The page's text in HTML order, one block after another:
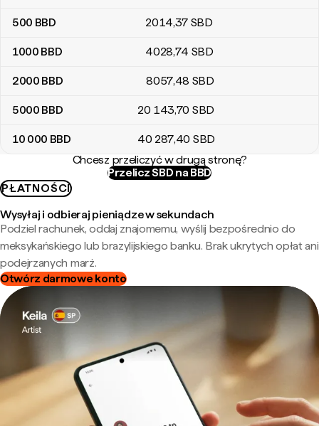
500 BBD 2014,37 SBD
1000 BBD 4028,74 SBD
2000 BBD 8057,48 SBD
5000 BBD 20 143,70 SBD
10 000 BBD 40 287,40 SBD
Chcesz przeliczyć w drugą stronę?
Przelicz SBD na BBD
PŁATNOŚCI
Wysyłaj i odbieraj pieniądze w sekundach
Podziel rachunek, oddaj znajomemu, wyślij bezpośrednio do
meksykańskiego lub brazylijskiego banku. Brak ukrytych opłat ani
podejrzanych marż.
Otwórz darmowe konto